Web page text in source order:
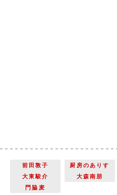
前田敦子 厨房のありす
大東駿介
大森南朋
門脇麦